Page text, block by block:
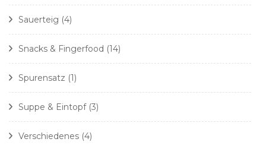
Sauerteig (4)
Snacks & Fingerfood (14)
Spurensatz (1)
Suppe & Eintopf(3)
Verschiedenes (4)